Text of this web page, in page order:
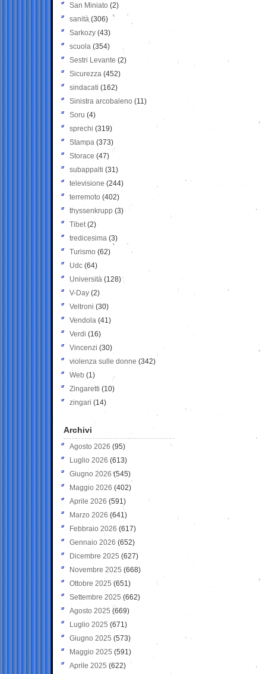
San Miniato (2)
sanità (306)
Sarkozy (43)
scuola (354)
Sestri Levante (2)
Sicurezza (452)
sindacati (162)
Sinistra arcobaleno (11)
Soru (4)
sprechi (319)
Stampa (373)
Storace (47)
subappalti (31)
televisione(244)
terremoto (402)
thyssenkrupp (3)
Tibet(2)
tredicesima (3)
Turismo (62)
Udc (64)
Università (128)
V-Day (2)
Veltroni (30)
Vendola (41)
Verdi (16)
Vincenzi (30)
violenza sulle donne (342)
Web (1)
Zingaretti (10)
zingari (14)
Archivi
Agosto 2026 (95)
Luglio 2026 (613)
Giugno 2026 (545)
Maggio 2026 (402)
Aprile 2026 (591)
Marzo 2026 (641)
Febbraio 2026 (617)
Gennaio 2026 (652)
Dicembre 2025 (627)
Novembre 2025 (668)
Ottobre 2025 (651)
Settembre 2025 (662)
Agosto 2025 (669)
Luglio 2025 (671)
Giugno 2025 (573)
Maggio 2025 (591)
Aprile 2025 (622)